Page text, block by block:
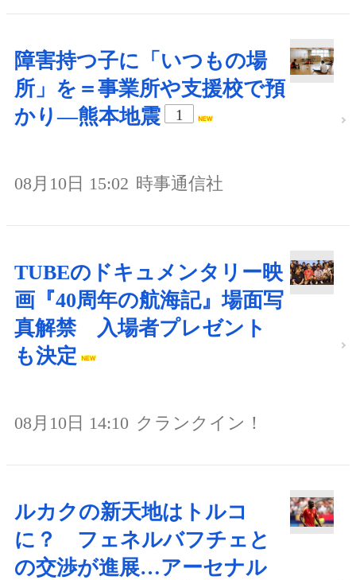
障害持つ子に「いつもの場
所」を＝事業所や支援校で預
かり―熊本地震
1
08月10日 15:02 時事通信社
TUBEのドキュメンタリー映
画『40周年の航海記』場面写
真解禁 入場者プレゼント
も決定
08月10日 14:10 クランクイン！
ルカクの新天地はトルコ
に？ フェネルバフチェと
の交渉が進展…アーセナル